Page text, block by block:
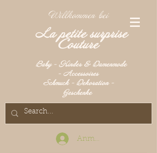
Willkommen bei
La petite surprise
Couture
Baby - Kinder & Damenmode
- Accessoires
Schmuck - Dekoration -
Geschenke
Anmelden